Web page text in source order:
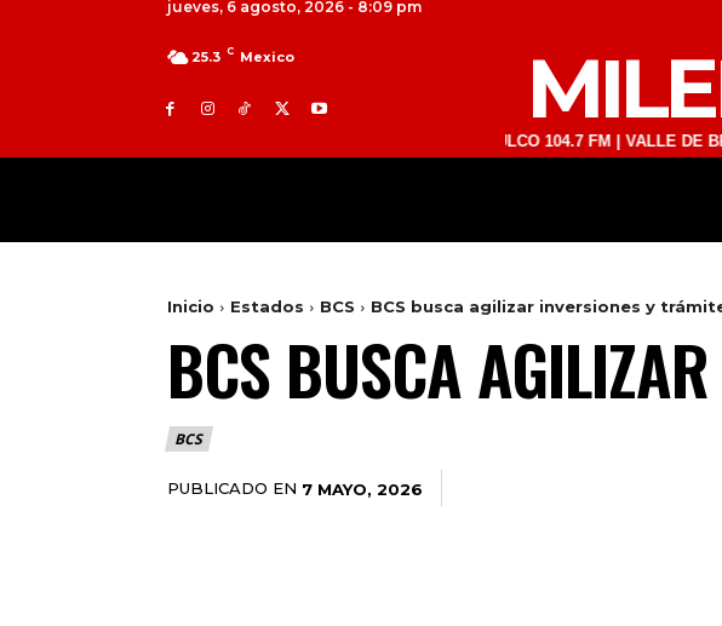
jueves, 6 agosto, 2026 - 8:09 pm
25.3 C Mexico
TOLUCA 98.9 FM | ATLACOMULCO 104.7 FM | VALLE DE
Inicio Estados BCS BCS busca agilizar inversiones y
BCS BUSCA
BCS
PUBLICADO EN 7 MAYO, 2026